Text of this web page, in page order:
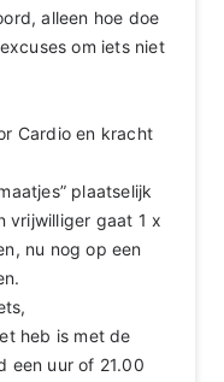
alleen hoe doe
om iets niet
Cardio en kracht
plaatselijk
vrijwilliger gaat 1 x
nu nog op een
heb is met de
een uur of 21.00